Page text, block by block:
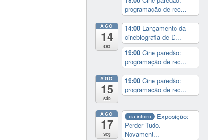
programação de rec...
AGO
14
sex
14:00 Lançamento da
cinebiografia de D...
19:00Cine paredão:
programação de rec...
AGO
15
sáb
19:00Cine paredão:
programação de rec...
AGO
17
seg
dia inteiro
Exposição:
Perder Tudo.
Novament...